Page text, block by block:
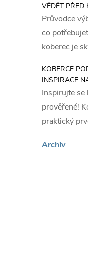
VĚDĚT PŘED
Průvodce
co
koberec je
KOBERCE
INSPIRACE
Inspirujte se
prověřené!
praktický
Archiv